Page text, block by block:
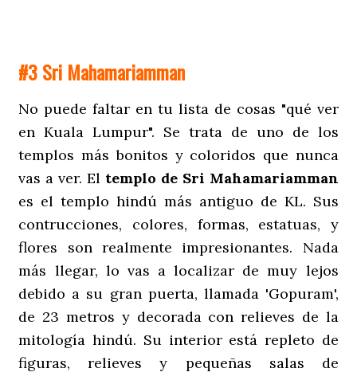
#3 Sri Mahamariamman
No puede faltar en tu lista de cosas "qué ver
en Kuala Lumpur". Se trata de uno de los
templos más bonitos y coloridos que nunca
vas a ver. El templo de Sri Mahamariamman
es el templo hindú más antiguo de KL. Sus
contrucciones, colores, formas, estatuas, y
flores son realmente impresionantes. Nada
más llegar, lo vas a localizar de muy lejos
debido a su gran puerta, llamada 'Gopuram',
de 23 metros y decorada con relieves de la
mitología hindú. Su interior está repleto de
figuras, relieves y pequeñas salas de